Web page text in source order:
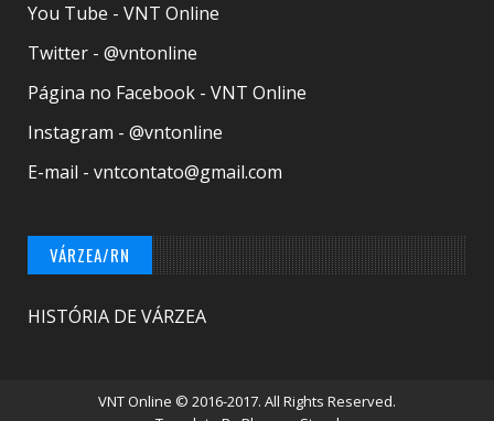
You Tube - VNT Online
Twitter - @vntonline
Página no Facebook - VNT Online
Instagram - @vntonline
E-mail - vntcontato@gmail.com
VÁRZEA/RN
HISTÓRIA DE VÁRZEA
VNT Online © 2016-2017. All Rights Reserved.